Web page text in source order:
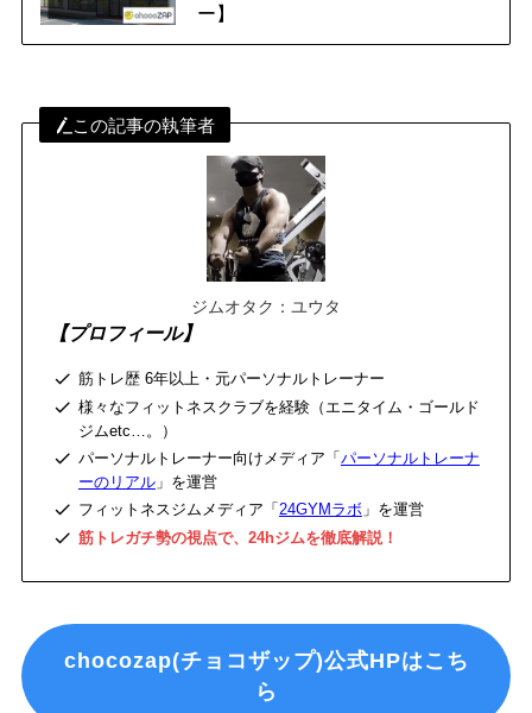
ー】
この記事の執筆者
ジムオタク：ユウタ
【プロフィール】
筋トレ歴 6年以上・元パーソナルトレーナー
様々なフィットネスクラブを経験（エニタイム・ゴールド
ジムetc…。）
パーソナルトレーナー向けメディア「 パーソナルトレーナ
ーのリアル」を運営
フィットネスジムメディア「 24GYMラボ」を運営
筋トレガチ勢の視点で、24hジムを徹底解説！
chocozap(チョコザップ)公式HPはこち
ら